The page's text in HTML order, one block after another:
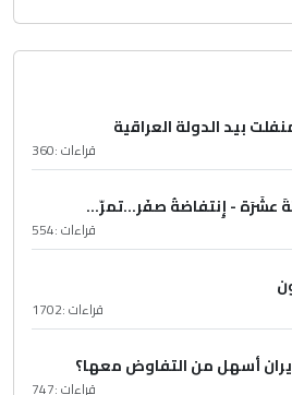
بيد الدولة العراقية
قراءات :360
عشَرَة - إِنتفاضةُ صفَر…تمرّ...
قراءات :554
قراءات :1702
أسهل من التفاوض معها؟
قراءات :747